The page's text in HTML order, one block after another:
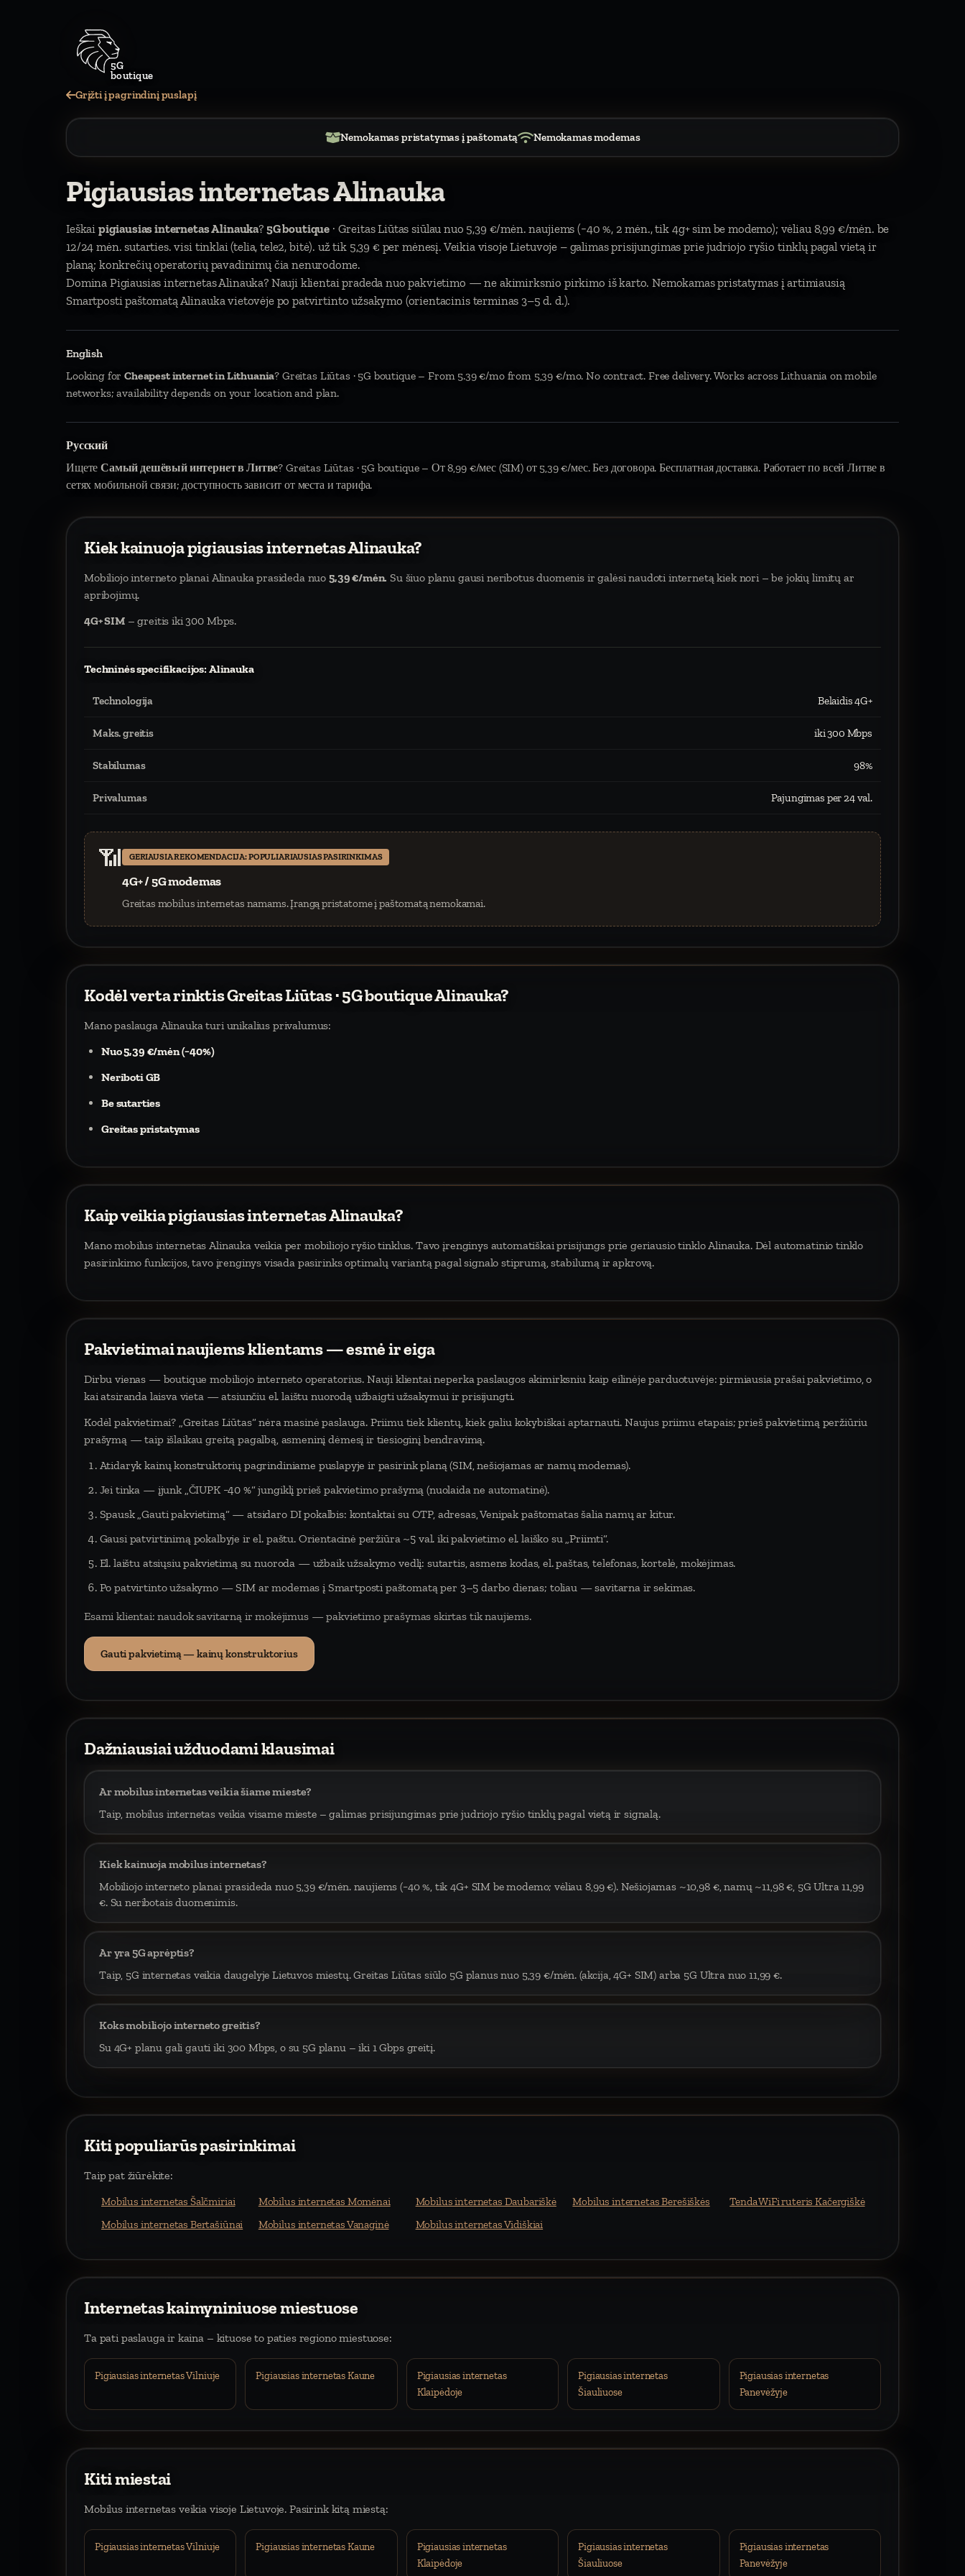
5G
boutique
Grįžti į pagrindinį puslapį
Nemokamas pristatymas į paštomatą Nemokamas modemas
Pigiausias internetas Alinauka
Ieškai pigiausias internetas Alinauka? 5G boutique · Greitas Liūtas siūlau nuo 5,39 €/mėn. naujiems (−40 %, 2 mėn., tik 4g+ sim be modemo); vėliau 8,99 €/mėn. be
12/24 mėn. sutarties. visi tinklai (telia, tele2, bitė). už tik 5,39 € per mėnesį. Veikia visoje Lietuvoje – galimas prisijungimas prie judriojo ryšio tinklų pagal vietą ir
planą; konkrečių operatorių pavadinimų čia nenurodome.
Domina Pigiausias internetas Alinauka? Nauji klientai pradeda nuo pakvietimo — ne akimirksnio pirkimo iš karto. Nemokamas pristatymas į artimiausią
Smartposti paštomatą Alinauka vietovėje po patvirtinto užsakymo (orientacinis terminas 3–5 d. d.).
English
Looking forCheapest internet in Lithuania? Greitas Liūtas · 5G boutique – From 5.39 €/mo from 5,39 €/mo. No contract. Free delivery. Works across Lithuania on mobile
networks; availability depends on your location and plan.
Русский
ИщетеСамый дешёвый интернет в Литве? Greitas Liūtas · 5G boutique – От 8,99 €/мес (SIM) от 5,39 €/мес. Без договора. Бесплатная доставка. Работает по всей Литве в
сетях мобильной связи; доступность зависит от места и тарифа.
Kiek kainuoja pigiausias internetas Alinauka?
Mobiliojo interneto planai Alinauka prasideda nuo 5,39 €/mėn. Su šiuo planu gausi neribotus duomenis ir galėsi naudoti internetą kiek nori – be jokių limitų ar
apribojimų.
4G+ SIM– greitis iki 300 Mbps.
Techninės specifikacijos: Alinauka
Technologija Belaidis 4G+
Maks. greitis iki 300 Mbps
Stabilumas 98%
Privalumas Pajungimas per 24 val.
📶 GERIAUSIA REKOMENDACIJA: POPULIARIAUSIAS PASIRINKIMAS
4G+ / 5G modemas
Greitas mobilus internetas namams. Įrangą pristatome į paštomatą nemokamai.
Kodėl verta rinktis Greitas Liūtas · 5G boutique Alinauka?
Mano paslauga Alinauka turi unikalius privalumus:
Nuo 5,39 €/mėn (−40%)
Neriboti GB
Be sutarties
Greitas pristatymas
Kaip veikia pigiausias internetas Alinauka?
Mano mobilus internetas Alinauka veikia per mobiliojo ryšio tinklus. Tavo įrenginys automatiškai prisijungs prie geriausio tinklo Alinauka. Dėl automatinio tinklo
pasirinkimo funkcijos, tavo įrenginys visada pasirinks optimalų variantą pagal signalo stiprumą, stabilumą ir apkrovą.
Pakvietimai naujiems klientams — esmė ir eiga
Dirbu vienas — boutique mobiliojo interneto operatorius. Nauji klientai neperka paslaugos akimirksniu kaip eilinėje parduotuvėje: pirmiausia prašai pakvietimo, o
kai atsiranda laisva vieta — atsiunčiu el. laištu nuorodą užbaigti užsakymui ir prisijungti.
Kodėl pakvietimai? „Greitas Liūtas“ nėra masinė paslauga. Priimu tiek klientų, kiek galiu kokybiškai aptarnauti. Naujus priimu etapais; prieš pakvietimą peržiūriu
prašymą — taip išlaikau greitą pagalbą, asmeninį dėmesį ir tiesioginį bendravimą.
Atidaryk kainų konstruktorių pagrindiniame puslapyje ir pasirink planą (SIM, nešiojamas ar namų modemas).
Jei tinka — įjunk „ČIUPK −40 %“ jungiklį prieš pakvietimo prašymą (nuolaida ne automatinė).
Spausk „Gauti pakvietimą“ — atsidaro DI pokalbis: kontaktai su OTP, adresas, Venipak paštomatas šalia namų ar kitur.
Gausi patvirtinimą pokalbyje ir el. paštu. Orientacinė peržiūra ~5 val. iki pakvietimo el. laiško su „Priimti“.
El. laištu atsiųsiu pakvietimą su nuoroda — užbaik užsakymo vedlį: sutartis, asmens kodas, el. paštas, telefonas, kortelė, mokėjimas.
Po patvirtinto užsakymo — SIM ar modemas į Smartposti paštomatą per 3–5 darbo dienas; toliau — savitarna ir sekimas.
Esami klientai: naudok savitarną ir mokėjimus — pakvietimo prašymas skirtas tik naujiems.
Gauti pakvietimą — kainų konstruktorius
Dažniausiai užduodami klausimai
Ar mobilus internetas veikia šiame mieste?
Taip, mobilus internetas veikia visame mieste – galimas prisijungimas prie judriojo ryšio tinklų pagal vietą ir signalą.
Kiek kainuoja mobilus internetas?
Mobiliojo interneto planai prasideda nuo 5,39 €/mėn. naujiems (−40 %, tik 4G+ SIM be modemo; vėliau 8,99 €). Nešiojamas ~10,98 €, namų ~11,98 €, 5G Ultra 11,99
€. Su neribotais duomenimis.
Ar yra 5G aprėptis?
Taip, 5G internetas veikia daugelyje Lietuvos miestų. Greitas Liūtas siūlo 5G planus nuo 5,39 €/mėn. (akcija, 4G+ SIM) arba 5G Ultra nuo 11,99 €.
Koks mobiliojo interneto greitis?
Su 4G+ planu gali gauti iki 300 Mbps, o su 5G planu – iki 1 Gbps greitį.
Kiti populiarūs pasirinkimai
Taip pat žiūrėkite:
Mobilus internetas Šalčmiriai Mobilus internetas Momėnai Mobilus internetas Daubariškė Mobilus internetas Berešiškės
Tenda WiFi ruteris Kačergiškė
Mobilus internetas Bertašiūnai
Mobilus internetas Vanaginė Mobilus internetas Vidiškiai
Internetas kaimyniniuose miestuose
Ta pati paslauga ir kaina – kituose to paties regiono miestuose:
Pigiausias internetas Vilniuje Pigiausias internetas Kaune
Pigiausias internetas
Klaipėdoje
Pigiausias internetas
Šiauliuose
Pigiausias internetas
Panevėžyje
Kiti miestai
Mobilus internetas veikia visoje Lietuvoje. Pasirink kitą miestą:
Pigiausias internetas Vilniuje Pigiausias internetas Kaune
Pigiausias internetas
Klaipėdoje
Pigiausias internetas
Šiauliuose
Pigiausias internetas
Panevėžyje